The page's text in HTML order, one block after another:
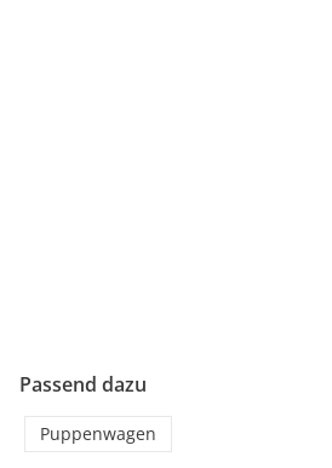
Passend dazu
Puppenwagen